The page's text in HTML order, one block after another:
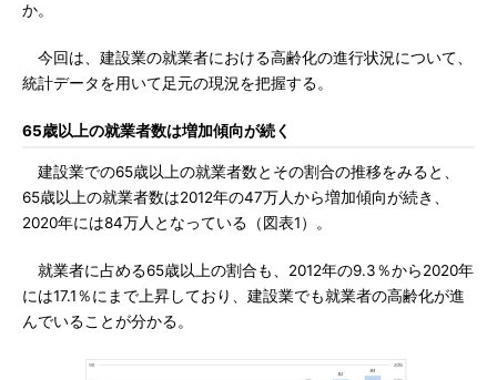
か。
今回は、建設業の就業者における高齢化の進行状況について、
統計データを用いて足元の現況を把握する。
65歳以上の就業者数は増加傾向が続く
建設業での65歳以上の就業者数とその割合の推移をみると、
65歳以上の就業者数は2012年の47万人から増加傾向が続き、
2020年には84万人となっている（図表1）。
就業者に占める65歳以上の割合も、2012年の9.3％から2020年
には17.1％にまで上昇しており、建設業でも就業者の高齢化が進
んでいることが分かる。